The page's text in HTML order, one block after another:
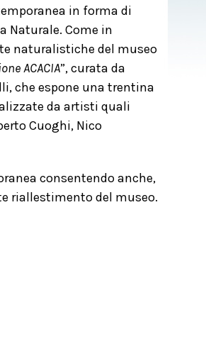
in forma di
Naturale. Come in
naturalistiche del museo
ACACIA”, curata da
che espone una trentina
da artisti quali
Cuoghi, Nico
consentendo anche,
riallestimento del museo.